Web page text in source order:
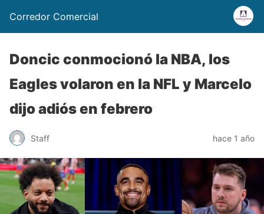
Corredor Comercial
Doncic conmocionó la NBA, los
Eagles volaron en la NFL y Marcelo
dijo adiós en febrero
Staff hace 1 año